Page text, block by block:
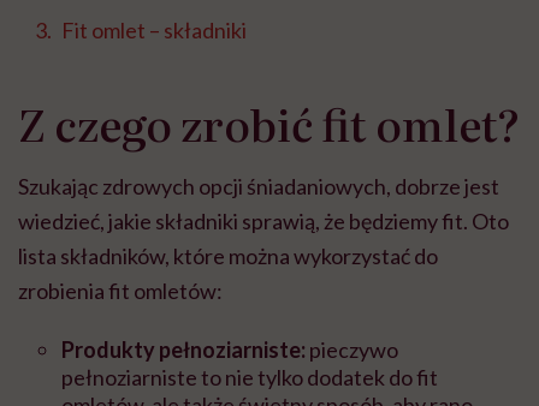
Fit omlet – składniki
Z czego zrobić fit omlet?
Szukając zdrowych opcji śniadaniowych, dobrze jest
wiedzieć, jakie składniki sprawią, że będziemy fit. Oto
lista składników, które można wykorzystać do
zrobienia fit omletów:
Produkty pełnoziarniste: pieczywo
pełnoziarniste to nie tylko dodatek do fit